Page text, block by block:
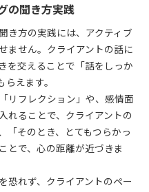
の聞き方実践
き方の実践には、アクティブ
ません。クライアントの話に
を交えることで「話をしっか
えます。
リフレクション」や、感情面
れることで、クライアントの
「そのとき、とてもつらかっ
とで、心の距離が近づきま
恐れず、クライアントのペー